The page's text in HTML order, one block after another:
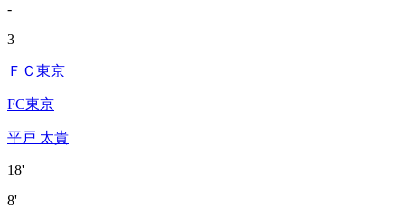
-
3
ＦＣ東京
FC東京
平戸 太貴
18'
8'